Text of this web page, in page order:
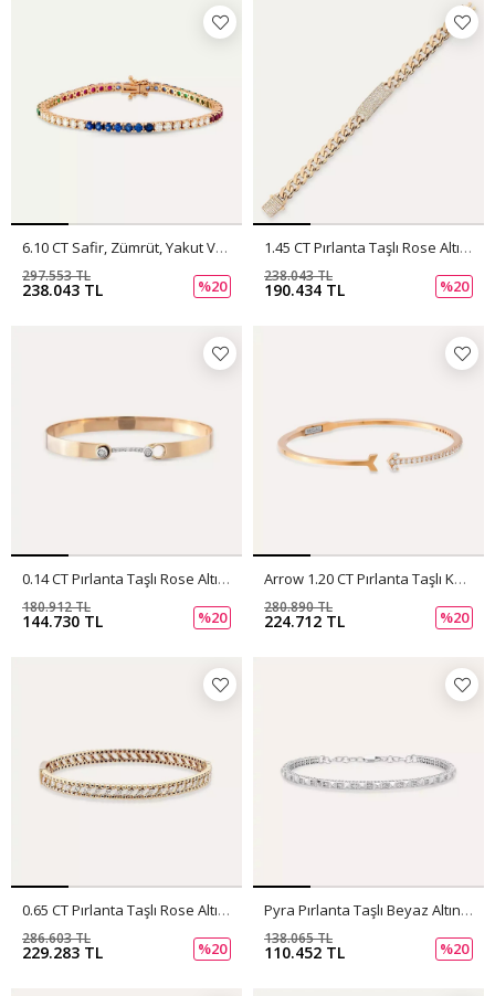
6.10 CT Safir, Zümrüt, Yakut Ve Pırlanta Taşlı Su Yolu Bileklik
238.043 TL
297.553 TL
%20
1.45 CT Pırlanta Taşlı Rose Altın Künye
190.434 TL
238.043 TL
%20
0.14 CT Pırlanta Taşlı Rose Altın Bilezik
144.730 TL
180.912 TL
%20
Arrow 1.20 CT Pırlanta Taşlı Kelepçe Bilezik
224.712 TL
280.890 TL
%20
0.65 CT Pırlanta Taşlı Rose Altın Bilezik
229.283 TL
286.603 TL
%20
Pyra Pırlanta Taşlı Beyaz Altın Bilezik
110.452 TL
138.065 TL
%20